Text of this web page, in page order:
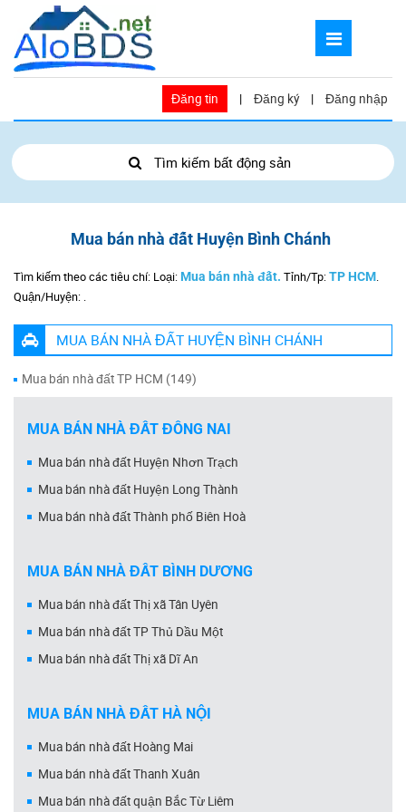
Đăng tin | Đăng ký | Đăng nhập
Tìm kiếm bất động sản
Mua bán nhà đất Huyện Bình Chánh
Tìm kiếm theo các tiêu chí: Loại: Mua bán nhà đất. Tỉnh/Tp:TP HCM.
Quận/Huyện: .
MUA BÁN NHÀ ĐẤT HUYỆN BÌNH CHÁNH
Mua bán nhà đất TP HCM (149)
MUA BÁN NHÀ ĐẤT ĐỒNG NAI
Mua bán nhà đất Huyện Nhơn Trạch
Mua bán nhà đất Huyện Long Thành
Mua bán nhà đất Thành phố Biên Hoà
MUA BÁN NHÀ ĐẤT BÌNH DƯƠNG
Mua bán nhà đất Thị xã Tân Uyên
Mua bán nhà đất TP Thủ Dầu Một
Mua bán nhà đất Thị xã Dĩ An
MUA BÁN NHÀ ĐẤT HÀ NỘI
Mua bán nhà đất Hoàng Mai
Mua bán nhà đất Thanh Xuân
Mua bán nhà đất quận Bắc Từ Liêm